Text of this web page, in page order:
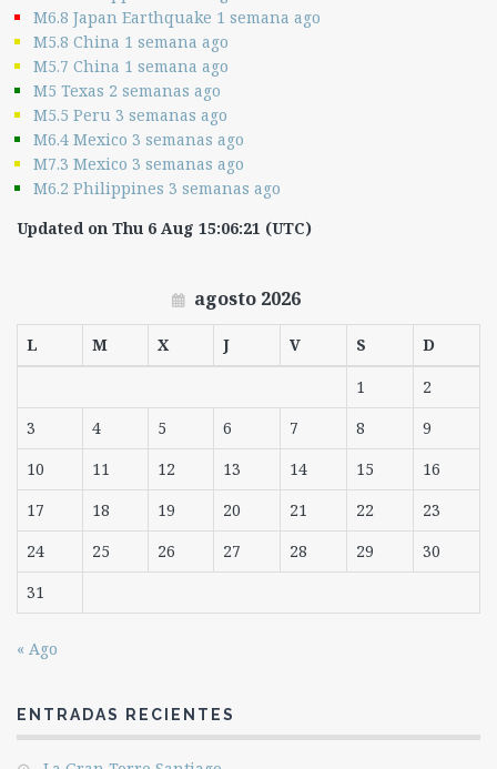
M6.8 Japan Earthquake 1 semana ago
M5.8 China 1 semana ago
M5.7 China 1 semana ago
M5 Texas 2 semanas ago
M5.5 Peru 3 semanas ago
M6.4 Mexico 3 semanas ago
M7.3 Mexico 3 semanas ago
M6.2 Philippines 3 semanas ago
Updated on Thu 6 Aug 15:06:21 (UTC)
agosto 2026
L M X J V S
D
1
2
3
4 5 6 7 8
9
10
11 12 13 14 15
16
17
18 19 20 21 22
23
24
25 26 27 28 29
30
31
« Ago
ENTRADAS RECIENTES